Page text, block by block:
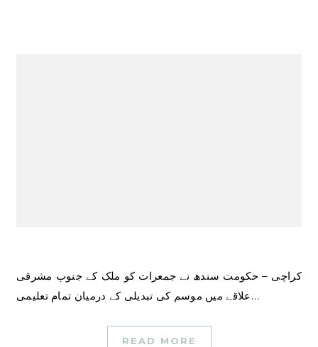
کراچی – حکومت سندھ نے جمعرات کو ملک کے جنوب مشرقی
علاقے میں موسم کی تبدیلی کے درمیان تمام تعلیمی…
READ MORE